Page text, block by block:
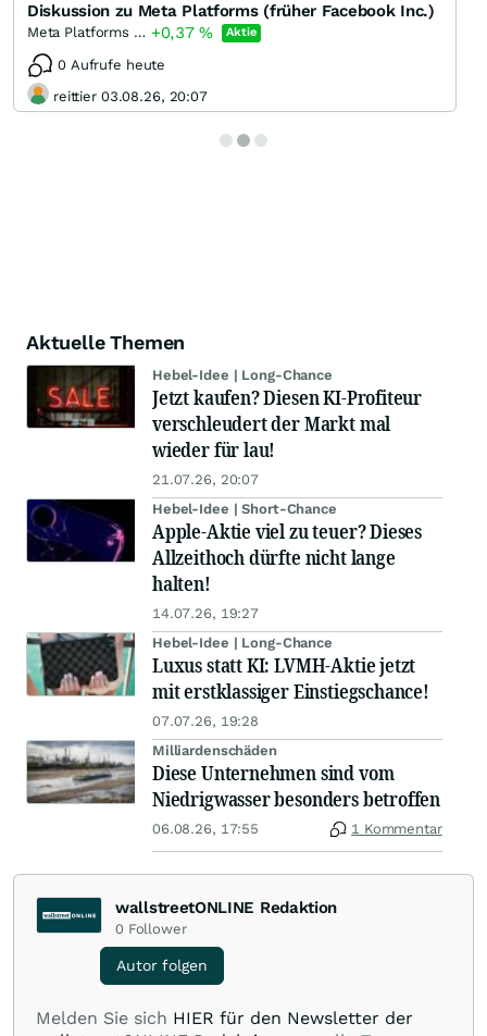
Diskussion zu Meta Platforms (früher Facebook Inc.)
Meta Platforms (A) +0,37% Aktie
0 Aufrufe heute
reittier 03.08.26, 20:07
Aktuelle Themen
Hebel-Idee | Long-Chance
Jetzt kaufen? Diesen KI-Profiteur
verschleudert der Markt mal
wieder für lau!
21.07.26, 20:07
Hebel-Idee | Short-Chance
Apple-Aktie viel zu teuer? Dieses
Allzeithoch dürfte nicht lange
halten!
14.07.26, 19:27
Hebel-Idee | Long-Chance
Luxus statt KI: LVMH-Aktie jetzt
mit erstklassiger Einstiegschance!
07.07.26, 19:28
Milliardenschäden
Diese Unternehmen sind vom
Niedrigwasser besonders betroffen
06.08.26, 17:55 1 Kommentar
wallstreetONLINE Redaktion
0 Follower
Autor folgen
Melden Sie sich HIER für den Newsletter der